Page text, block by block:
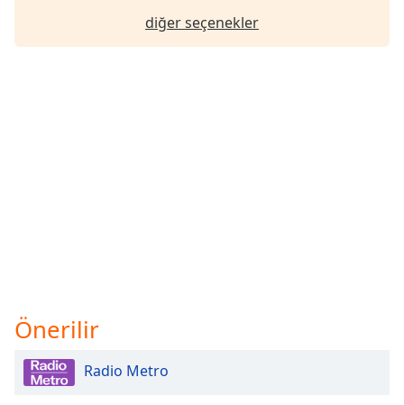
diğer seçenekler
Önerilir
Radio Metro